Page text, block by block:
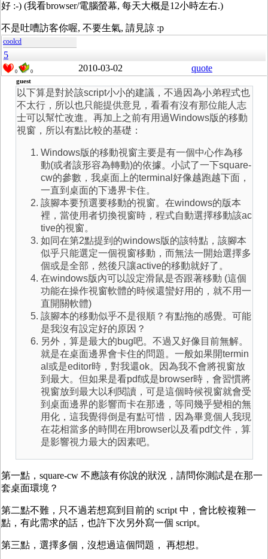
好 :-) (我看browser/電腦螢幕, 每天大概是12小時左右.)
不是吐嘈訪客你喔, 不要生氣, 請見諒 :p
coolcd
5
0 0 2010-03-02 quote
guest
以下算是對於該script小小的建議，不過因為小弟程式也
不太行，所以也只能提供意見，看看有沒有那位能人志
士可以幫忙改進。再加上之前有用過Windows版的移動
視窗，所以有點比較的基礎：
Windows版的移動視窗主要是有一個中心作為移
動(或者該形容為轉動)的依據。小試了一下square-
cw的參數，我桌面上的terminal好像越跑越下面，
一直到桌面的下邊界卡住。
該腳本要預選要移動的視窗。在windows的版本
裡，當使用者切換視窗時，程式自動選擇移動該ac
tive的視窗。
如同在第2點提到的windows版的該特點，該腳本
似乎只能選定一個視窗移動，而無法一開始選擇多
個或是全部，然後只讓active的移動就好了。
在windows版內可以設定滑鼠是否跟著移動 (這個
功能在操作視窗軟體的時候還蠻好用的，就不用一
直開關軟體)
該腳本的移動似乎不是很順？有點拖的感覺。可能
是我沒有設定好的原因？
另外，算是最大的bug吧。不過又好像目前無解。
就是在桌面邊界會卡住的問題。一般如果開termin
al或是editor時，對我還ok。因為我不會將視窗放
到最大。但如果是看pdf或是browser時，會習慣將
視窗放到最大以利閱讀，可是這個時候視窗就會受
到桌面邊界的影響而卡在那邊，等同幾乎變相的無
用化，這我覺得倒是有點可惜，因為畢竟個人我現
在花相當多的時間在用browser以及看pdf文件，算
是影響視力最大的因素吧。
第一點，square-cw 不應該有你說的狀況，請問你測試是在那一
套桌面環境？
第二點不難，只不過若想寫到目前的 script 中，會比較複雜一
點，有此需求的話，也許下次另外寫一個 script。
第三點，選擇多個，沒想過這個問題， 再想想。